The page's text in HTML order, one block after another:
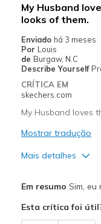
My Husband
looks of them.
Enviado há 3 meses
Por Louis
de Burgaw, N.C
Describe Yourself
CRÍTICA EM
skechers.com
My Husband loves
Mostrar tradução
Mais detalhes
Breathe Well
Em resumo Sim, eu
Esta crítica foi